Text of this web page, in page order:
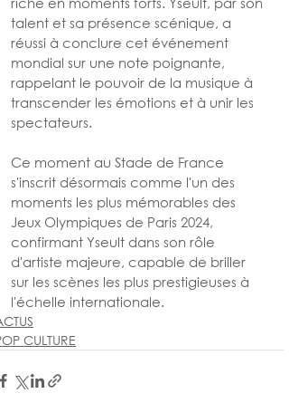
talent et sa présence scénique, a
réussi à conclure cet événement
mondial sur une note poignante,
rappelant le pouvoir de la musique à
transcender les émotions et à unir les
spectateurs.
Ce moment au Stade de France
s'inscrit désormais comme l'un des
moments les plus mémorables des
Jeux Olympiques de Paris 2024,
confirmant Yseult dans son rôle
d'artiste majeure, capable de briller
sur les scènes les plus prestigieuses à
l'échelle internationale.
CULTURE